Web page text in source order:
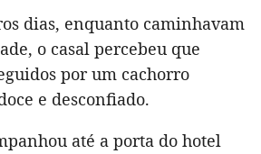
dias, enquanto caminhavam
o casal percebeu que
por um cachorro
e desconfiado.
até a porta do hotel